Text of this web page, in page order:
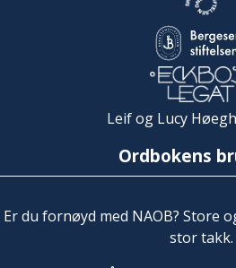
Leif og Lucy
Ordbokens
Er du fornøyd med NAOB? Store
stor takk.